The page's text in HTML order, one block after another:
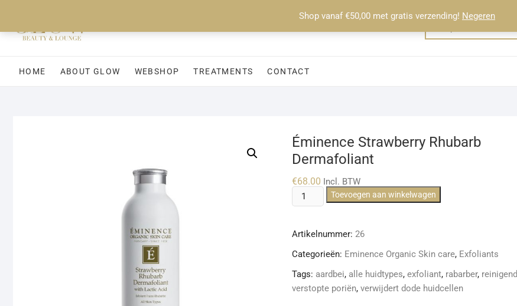
Shop vanaf €50,00 met gratis verzending! Negeren
de
HOME ABOUT GLOW WEBSHOP TREATMENTS CONTACT
Éminence Strawberry Rhubarb
Dermafoliant
€68.00 Incl. BTW
Éminence
Strawberry
Dermafoliant
aantal
Toevoegen aan winkelwagen
Artikelnummer: 26
Categorieën: Eminence Organic Skin care, Exfoliants
Tags: aardbei, alle huidtypes, exfoliant, rabarber, reinigend
verstopte poriën, verwijdert dode huidcellen